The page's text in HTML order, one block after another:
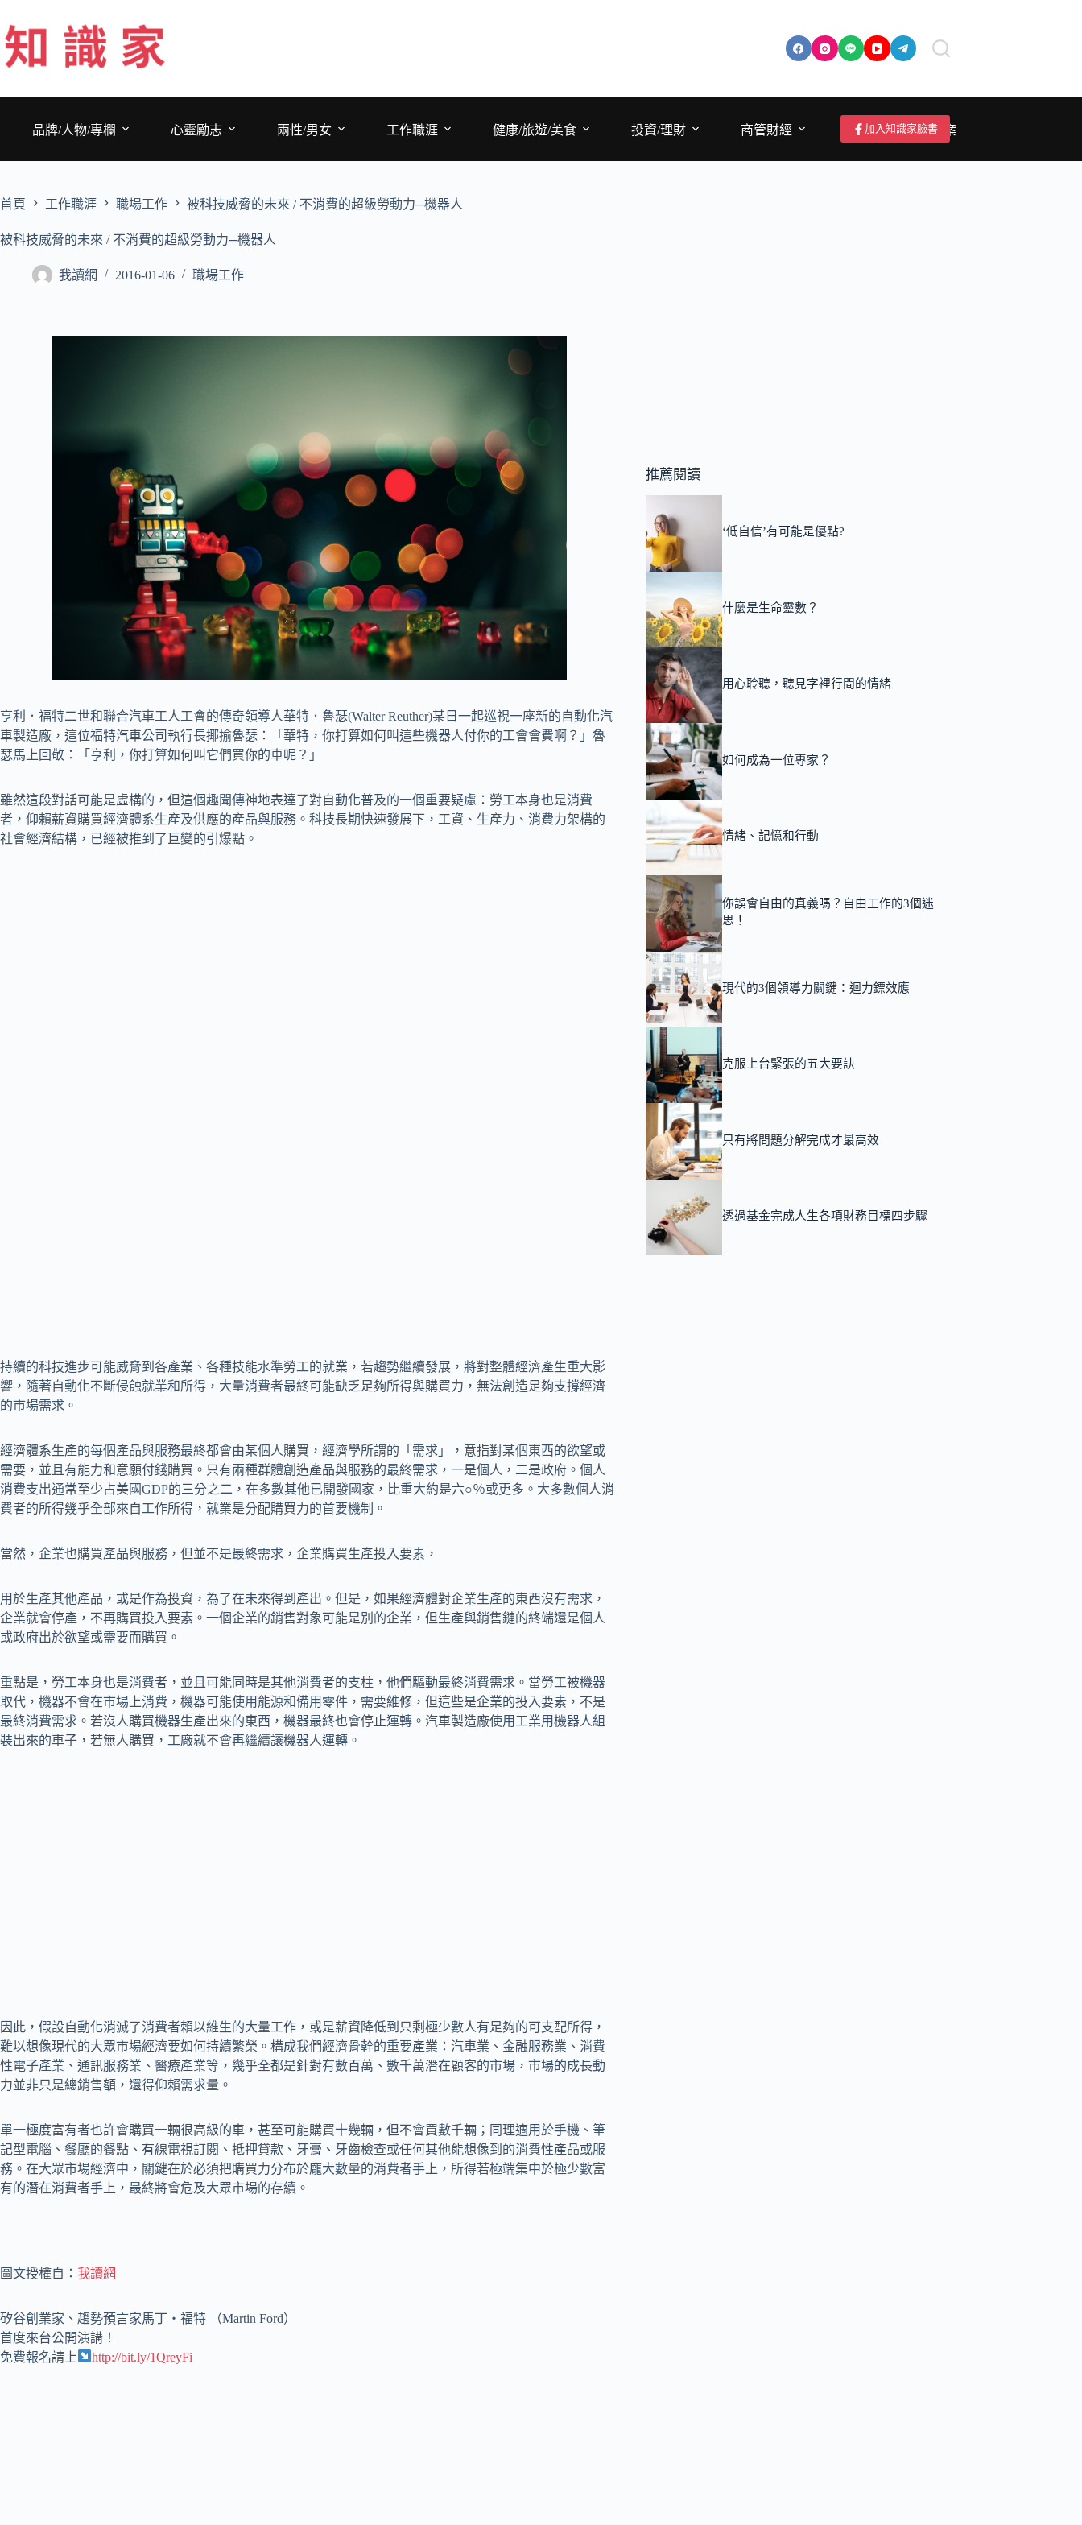
至
主
要
品牌/人物/專欄
心靈勵志 兩性/男女 工作職涯 健康/旅遊/美食 投資/理財 商管財經 成為作者/投稿/提案
加入知識家臉書
首頁 工作職涯 職場工作 被科技威脅的未來 / 不消費的超級勞動力─機器人
被科技威脅的未來 / 不消費的超級勞動力─機器人
我讀網 2016-01-06 職場工作
亨利．福特二世和聯合汽車工人工會的傳奇領導人華特．魯瑟(Walter Reuther)某日一起巡視一座新的自動化汽
車製造廠，這位福特汽車公司執行長揶揄魯瑟：「華特，你打算如何叫這些機器人付你的工會會費啊？」魯
瑟馬上回敬：「亨利，你打算如何叫它們買你的車呢？」
雖然這段對話可能是虛構的，但這個趣聞傳神地表達了對自動化普及的一個重要疑慮：勞工本身也是消費
者，仰賴薪資購買經濟體系生產及供應的產品與服務。科技長期快速發展下，工資、生產力、消費力架構的
社會經濟結構，已經被推到了巨變的引爆點。
持續的科技進步可能威脅到各產業、各種技能水準勞工的就業，若趨勢繼續發展，將對整體經濟產生重大影
響，隨著自動化不斷侵蝕就業和所得，大量消費者最終可能缺乏足夠所得與購買力，無法創造足夠支撐經濟
的市場需求。
經濟體系生產的每個產品與服務最終都會由某個人購買，經濟學所謂的「需求」，意指對某個東西的欲望或
需要，並且有能力和意願付錢購買。只有兩種群體創造產品與服務的最終需求，一是個人，二是政府。個人
消費支出通常至少占美國GDP的三分之二，在多數其他已開發國家，比重大約是六○％或更多。大多數個人消
費者的所得幾乎全部來自工作所得，就業是分配購買力的首要機制。
當然，企業也購買產品與服務，但並不是最終需求，企業購買生產投入要素，
用於生產其他產品，或是作為投資，為了在未來得到產出。但是，如果經濟體對企業生產的東西沒有需求，
企業就會停產，不再購買投入要素。一個企業的銷售對象可能是別的企業，但生產與銷售鏈的終端還是個人
或政府出於欲望或需要而購買。
重點是，勞工本身也是消費者，並且可能同時是其他消費者的支柱，他們驅動最終消費需求。當勞工被機器
取代，機器不會在市場上消費，機器可能使用能源和備用零件，需要維修，但這些是企業的投入要素，不是
最終消費需求。若沒人購買機器生產出來的東西，機器最終也會停止運轉。汽車製造廠使用工業用機器人組
裝出來的車子，若無人購買，工廠就不會再繼續讓機器人運轉。
因此，假設自動化消滅了消費者賴以維生的大量工作，或是薪資降低到只剩極少數人有足夠的可支配所得，
難以想像現代的大眾市場經濟要如何持續繁榮。構成我們經濟骨幹的重要產業：汽車業、金融服務業、消費
性電子產業、通訊服務業、醫療產業等，幾乎全都是針對有數百萬、數千萬潛在顧客的市場，市場的成長動
力並非只是總銷售額，還得仰賴需求量。
單一極度富有者也許會購買一輛很高級的車，甚至可能購買十幾輛，但不會買數千輛；同理適用於手機、筆
記型電腦、餐廳的餐點、有線電視訂閱、抵押貸款、牙膏、牙齒檢查或任何其他能想像到的消費性產品或服
務。在大眾市場經濟中，關鍵在於必須把購買力分布於龐大數量的消費者手上，所得若極端集中於極少數富
有的潛在消費者手上，最終將會危及大眾市場的存續。
圖文授權自： 我讀網
矽谷創業家、趨勢預言家馬丁‧福特 （Martin Ford）
首度來台公開演講！
免費報名請上
http://bit.ly/1QreyFi
推薦閱讀
‘低自信’有可能是優點?
什麼是生命靈數？
用心聆聽，聽見字裡行間的情緒
如何成為一位專家？
情緒、記憶和行動
你誤會自由的真義嗎？自由工作的3個迷
思！
現代的3個領導力關鍵：迴力鏢效應
克服上台緊張的五大要訣
只有將問題分解完成才最高效
透過基金完成人生各項財務目標四步驟